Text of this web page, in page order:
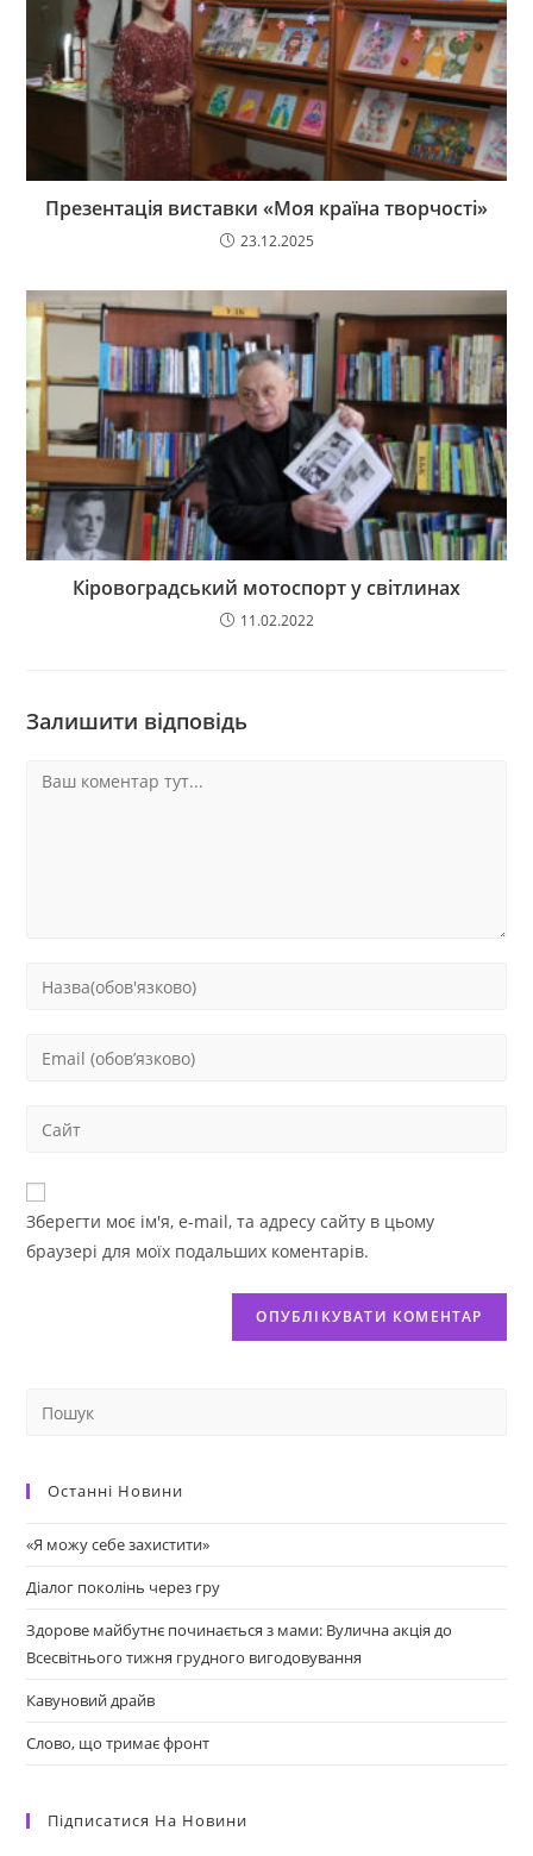
Презентація виставки «Моя країна творчості»
23.12.2025
Кіровоградський мотоспорт у світлинах
11.02.2022
Залишити відповідь
Зберегти моє ім'я, e-mail, та адресу сайту в цьому
браузері для моїх подальших коментарів.
Останні Новини
«Я можу себе захистити»
Діалог поколінь через гру
Здорове майбутнє починається з мами: Вулична акція до
Всесвітнього тижня грудного вигодовування
Кавуновий драйв
Слово, що тримає фронт
Підписатися На Новини